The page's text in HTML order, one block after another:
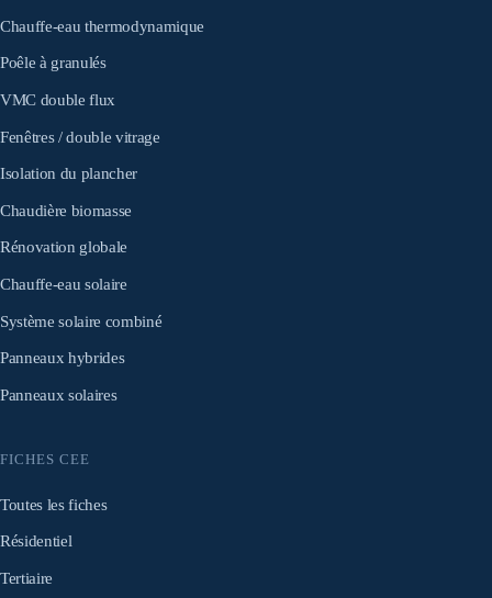
Chauffe-eau thermodynamique
Poêle à granulés
VMC double flux
Fenêtres / double vitrage
Isolation du plancher
Chaudière biomasse
Rénovation globale
Chauffe-eau solaire
Système solaire combiné
Panneaux hybrides
Panneaux solaires
FICHES CEE
Toutes les fiches
Résidentiel
Tertiaire